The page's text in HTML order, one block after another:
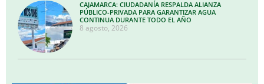
CAJAMARCA: CIUDADANÍA RESPALDA ALIANZA
PÚBLICO-PRIVADA PARA GARANTIZAR AGUA
CONTINUA DURANTE TODO EL AÑO
8 agosto, 2026